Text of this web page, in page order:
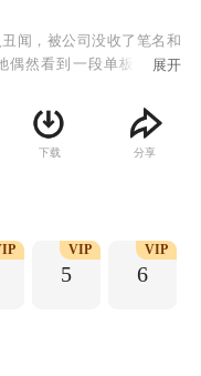
闻，被公司没收了笔名和
偶然看到一段单板滑雪视
往北山雪场采风，邂逅了
的滑雪练习中，卫枝磨炼
喜欢上了教练单崇。单崇
决定重回训练场，为心中
终，卫枝赢回了名誉与作
展开
下载 分享
5
VIP
6
VIP